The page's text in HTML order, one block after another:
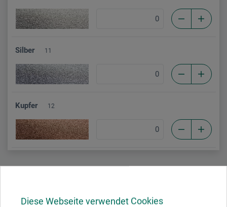
Diese Webseite verwendet Cookies
Silber 11
Kupfer 12
Beschreibung